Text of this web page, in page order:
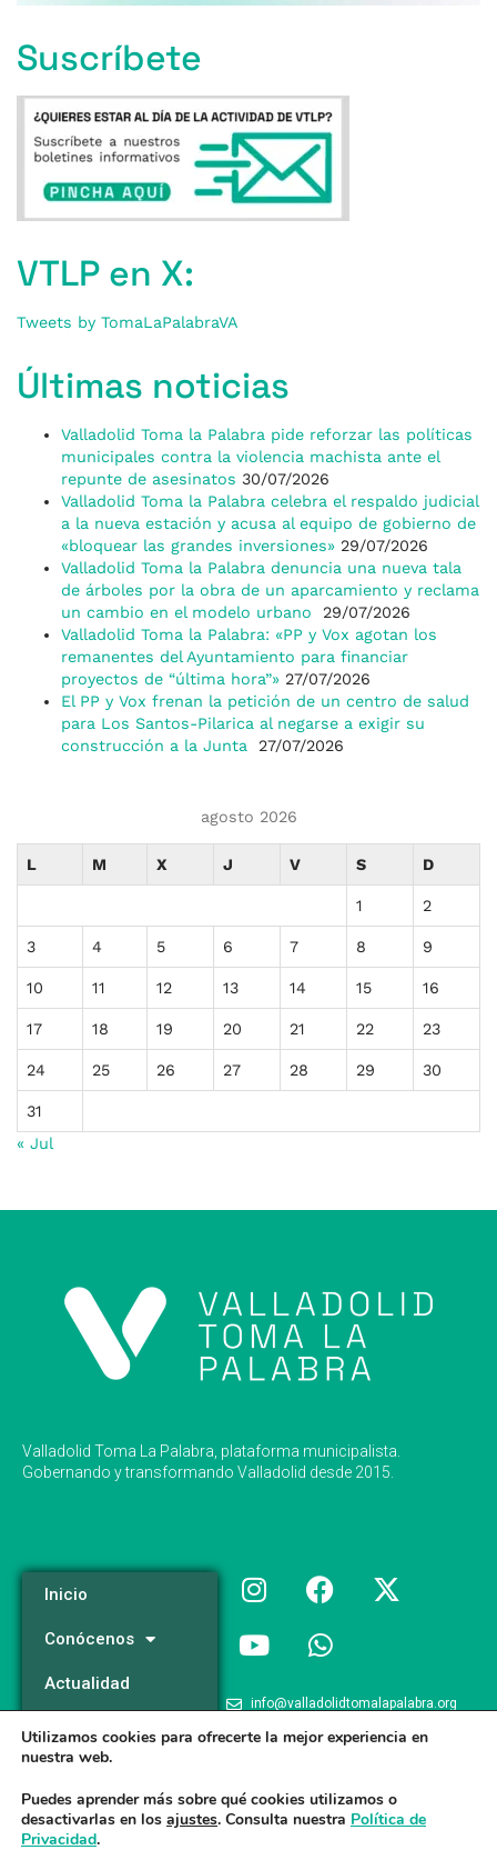
Suscríbete
VTLP en X:
Tweets by TomaLaPalabraVA
Últimas noticias
Valladolid Toma la Palabra pide reforzar las políticas
municipales contra la violencia machista ante el
repunte de asesinatos 30/07/2026
Valladolid Toma la Palabra celebra el respaldo judicial
a la nueva estación y acusa al equipo de gobierno de
«bloquear las grandes inversiones» 29/07/2026
Valladolid Toma la Palabra denuncia una nueva tala
de árboles por la obra de un aparcamiento y reclama
un cambio en el modelo urbano
29/07/2026
Valladolid Toma la Palabra: «PP y Vox agotan los
remanentes del Ayuntamiento para financiar
proyectos de “última hora”» 27/07/2026
El PP y Vox frenan la petición de un centro de salud
para Los Santos-Pilarica al negarse a exigir su
construcción a la Junta
27/07/2026
agosto 2026
L M X J V S D
1 2
3 4 5 6 7 8 9
10 11 12 13 14 15 16
17 18 19 20 21 22 23
24 25 26 27 28 29 30
31
« Jul
Valladolid Toma La Palabra, plataforma municipalista.
Gobernando y transformando Valladolid desde 2015.
Inicio
Conócenos
Actualidad
Programa
info@valladolidtomalapalabra.org
+34 983 426 124
Utilizamos cookies para ofrecerte la mejor experiencia en
nuestra web.
Puedes aprender más sobre qué cookies utilizamos o
desactivarlas en los ajustes. Consulta nuestra Política de
Privacidad.